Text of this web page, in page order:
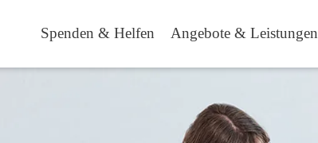
Spenden & Helfen Angebote & Leistungen